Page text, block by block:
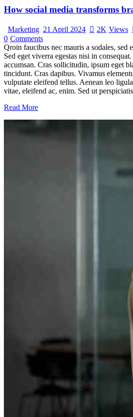
How social media transforms
Marketing 21 April 2024 2K Views
0 Comments
Qroin faucibus nec mauris a sodales, sed
Sed eget viverra egestas nisi in
accumsan. Cras sollicitudin, ipsum eget
tincidunt. Cras dapibus. Vivamus
vulputate eleifend tellus. Aenean leo
vitae, eleifend ac, enim. Sed ut
Read More